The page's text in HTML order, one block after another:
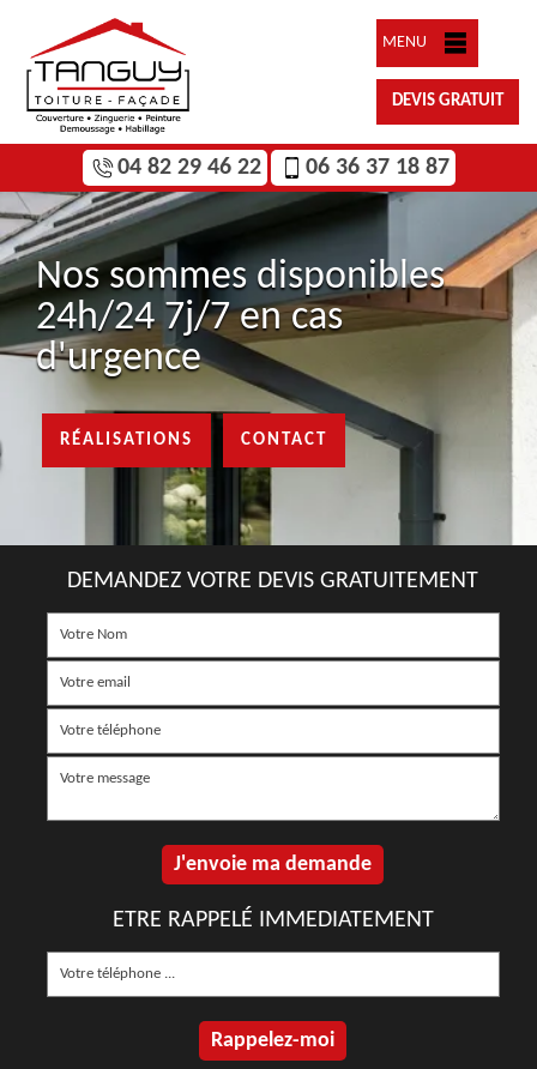
MENU
DEVIS GRATUIT
04 82 29 46 22 06 36 37 18 87
Nos sommes disponibles
24h/24 7j/7 en cas
d'urgence
RÉALISATIONS CONTACT
DEMANDEZ VOTRE DEVIS GRATUITEMENT
ETRE RAPPELÉ IMMEDIATEMENT